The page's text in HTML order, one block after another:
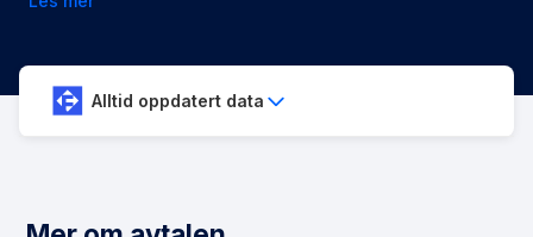
Alltid oppdatert data